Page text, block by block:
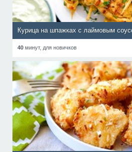
Курица на шпажках с лаймовым
40 минут, для новичков